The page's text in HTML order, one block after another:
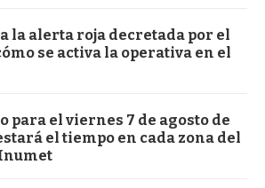
la alerta roja decretada por el
se activa la operativa en el
para el viernes 7 de agosto de
el tiempo en cada zona del